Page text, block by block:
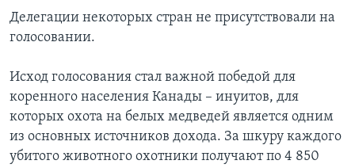
Делегации некоторых стран не присутствовали на
голосовании.
Исход голосования стал важной победой для
коренного населения Канады – инуитов, для
которых охота на белых медведей является одним
из основных источников дохода. За шкуру каждого
убитого животного охотники получают по 4 850